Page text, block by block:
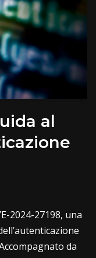
al
2024-27198, una
da